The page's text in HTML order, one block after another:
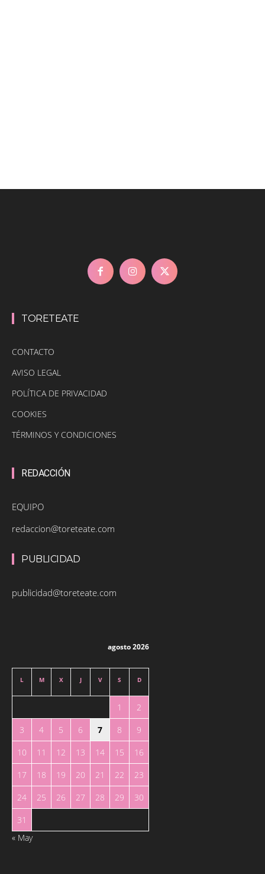
TORETEATE
CONTACTO
AVISO LEGAL
POLÍTICA DE PRIVACIDAD
COOKIES
TÉRMINOS Y CONDICIONES
REDACCIÓN
EQUIPO
redaccion@toreteate.com
PUBLICIDAD
publicidad@toreteate.com
agosto 2026
L M X J V S D
1
2
3
4 5 6 7 8
9
10
11 12 13 14 15
16
17
18 19 20 21 22
23
24
25 26 27 28 29
30
31
« May